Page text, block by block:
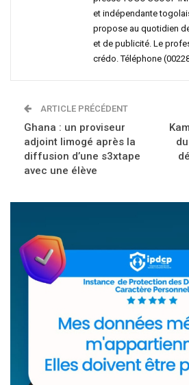
et indépendante
propose au quotidien
et de publicité. Le
crédo. Téléphone
ARTICLE PRÉCÉDENT
Ghana : un proviseur
adjoint limogé après la
diffusion d’une s3xtape
avec une élève